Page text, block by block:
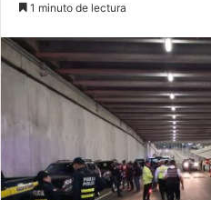
1 minuto de lectura